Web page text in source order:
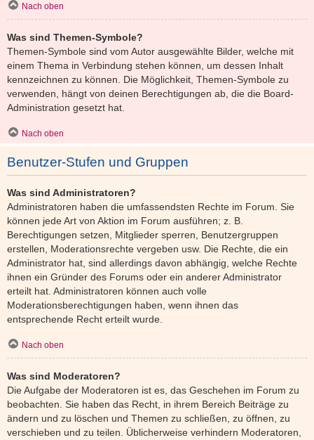
Nach oben
Was sind Themen-Symbole?
Themen-Symbole sind vom Autor ausgewählte Bilder, welche mit
einem Thema in Verbindung stehen können, um dessen Inhalt
kennzeichnen zu können. Die Möglichkeit, Themen-Symbole zu
verwenden, hängt von deinen Berechtigungen ab, die die Board-
Administration gesetzt hat.
Nach oben
Benutzer-Stufen und Gruppen
Was sind Administratoren?
Administratoren haben die umfassendsten Rechte im Forum. Sie
können jede Art von Aktion im Forum ausführen; z. B.
Berechtigungen setzen, Mitglieder sperren, Benutzergruppen
erstellen, Moderationsrechte vergeben usw. Die Rechte, die ein
Administrator hat, sind allerdings davon abhängig, welche Rechte
ihnen ein Gründer des Forums oder ein anderer Administrator
erteilt hat. Administratoren können auch volle
Moderationsberechtigungen haben, wenn ihnen das
entsprechende Recht erteilt wurde.
Nach oben
Was sind Moderatoren?
Die Aufgabe der Moderatoren ist es, das Geschehen im Forum zu
beobachten. Sie haben das Recht, in ihrem Bereich Beiträge zu
ändern und zu löschen und Themen zu schließen, zu öffnen, zu
verschieben und zu teilen. Üblicherweise verhindern Moderatoren,